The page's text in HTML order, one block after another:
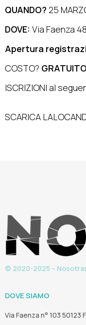
QUANDO? 25
DOVE: Via Faenza
Apertura
COSTO? GRATUITO
ISCRIZIONI al
SCARICA
© 2020-2025 –
DOVE SIAMO
Via Faenza n° 103 50123